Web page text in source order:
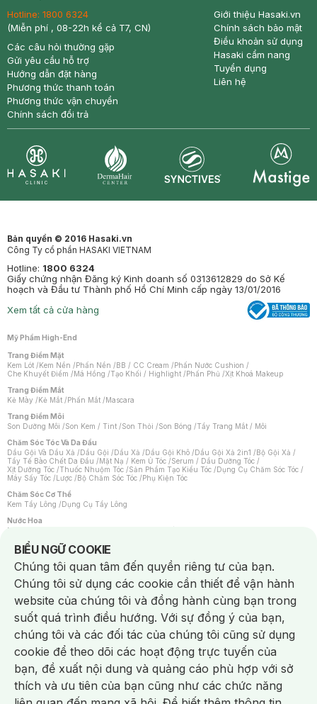
Hotline: 1800 6324
(Miễn phí , 08-22h kể cả T7, CN)
Các câu hỏi thường gặp
Gửi yêu cầu hỗ trợ
Hướng dẫn đặt hàng
Phương thức thanh toán
Phương thức vận chuyển
Chính sách đổi trả
Giới thiệu Hasaki.vn
Chính sách bảo mật
Điều khoản sử dụng
Hasaki cẩm nang
Tuyển dụng
Liên hệ
Bản quyền © 2016 Hasaki.vn
Công Ty cổ phần HASAKI VIETNAM
Hotline: 1800 6324
Giấy chứng nhận Đăng ký Kinh doanh số 0313612829 do Sở Kế
hoạch và Đầu tư Thành phố Hồ Chí Minh cấp ngày 13/01/2016
Xem tất cả cửa hàng
Mỹ Phẩm High-End
Trang Điểm Mặt
Kem Lót /Kem Nền /Phấn Nền /BB / CC Cream /Phấn Nước Cushion /
Che Khuyết Điểm /Má Hồng /Tạo Khối / Highlight /Phấn Phủ /Xịt Khoá Makeup
Trang Điểm Mắt
Kẻ Mày /Kẻ Mắt /Phấn Mắt /Mascara
Trang Điểm Môi
Son Dưỡng Môi /Son Kem / Tint /Son Thỏi /Son Bóng /Tẩy Trang Mắt / Môi
Chăm Sóc Tóc Và Da Đầu
Dầu Gội Và Dầu Xả /Dầu Gội /Dầu Xả /Dầu Gội Khô /Dầu Gội Xả 2in1 /Bộ Gội Xả /
Tẩy Tế Bào Chết Da Đầu /Mặt Nạ / Kem Ủ Tóc /Serum / Dầu Dưỡng Tóc /
Xịt Dưỡng Tóc /Thuốc Nhuộm Tóc /Sản Phẩm Tạo Kiểu Tóc /Dụng Cụ Chăm Sóc Tóc /
Máy Sấy Tóc /Lược /Bộ Chăm Sóc Tóc /Phụ Kiện Tóc
Chăm Sóc Cơ Thể
Kem Tẩy Lông /Dụng Cụ Tẩy Lông
Nước Hoa
Nước Hoa Nữ
Chăm Sóc Cá Nhân
Chống Muỗi /Khẩu Trang /Máy Massage/Mặt Nạ Xông Hơi /Nước Rửa Tay/
Sản Phẩm Chăm Sóc Khác /Bàn Chải Đánh Răng /Bàn Chải Điện/
Hỗ Trợ Trắng Răng/Kem Đánh Răng /Máy Tăm Nước/ Nước Súc Miệng/
Tăm / Chỉ Nha Khoa/ Xịt Thơm Miệng / Dung Dịch Vệ Sinh/Dưỡng Vùng Kín/
Khăn Ướt Vệ Sinh Vùng Kín/Băng Vệ Sinh/Tampon/Bọt Cạo Râu /Dao Cạo Râu/
Máy Cạo Râu
Vấn Đề Về Da
Da Dầu / Lỗ Chân Lông To/ Da Khô / Mất Nước/ Da Lão Hóa/ Da Mụn/
Da Nhạy Cảm / Kích Ứng
Da Xỉn Màu Thâm / Nám / Tàn Nhang
Quầng Thâm & Bọng Mắt /Sẹo /Viêm Da Cơ Địa
Dụng Cụ / Phụ Kiện Chăm Sóc Da
Bông Tẩy Trang
Khăn Lau Mặt Khô Dụng Cụ / Máy Rửa Mặt Máy Chăm Sóc Da
Dụng Cụ Chăm Sóc Khác
BIỂU NGỮ COOKIE
Notice about cookies usage
Chúng tôi quan tâm đến quyền riêng tư của bạn.
Chúng tôi sử dụng các cookie cần thiết để vận hành
website của chúng tôi và đồng hành cùng bạn trong
suốt quá trình điều hướng. Với sự đồng ý của bạn,
chúng tôi và các đối tác của chúng tôi cũng sử dụng
cookie để theo dõi các hoạt động trực tuyến của
bạn, đề xuất nội dung và quảng cáo phù hợp với sở
thích và ưu tiên của bạn cũng như các chức năng